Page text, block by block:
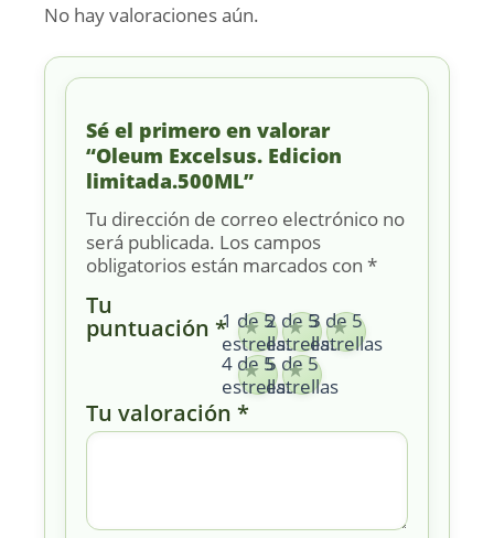
No hay valoraciones aún.
Sé el primero en valorar
“Oleum Excelsus. Edicion
limitada.500ML”
Tu dirección de correo electrónico no
será publicada. Los campos
obligatorios están marcados con *
Tu
puntuación *1 de 5
estrellas
2 de 5
estrellas
3 de 5
estrellas
4 de 5
estrellas
5 de 5
estrellas
Tu valoración *